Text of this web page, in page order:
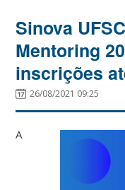
Sinova
Mentoring
inscrições
26/08/2021 09:25
A